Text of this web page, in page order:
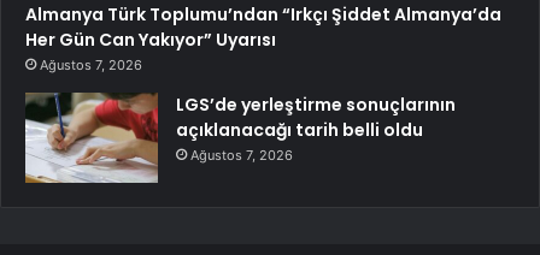
Almanya Türk Toplumu’ndan “Irkçı Şiddet Almanya’da
Her Gün Can Yakıyor” Uyarısı
Ağustos 7, 2026
LGS’de yerleştirme sonuçlarının
açıklanacağı tarih belli oldu
Ağustos 7, 2026